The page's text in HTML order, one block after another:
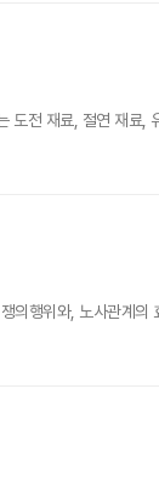
도전 재료, 절연 재료,
행위와, 노사관계